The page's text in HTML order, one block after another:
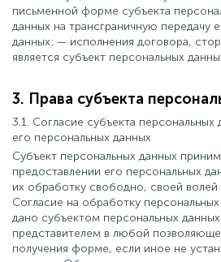
письменной форме субъекта
данных на трансграничную передачу
данных; — исполнения договора,
является субъект персональных
3. Права субъекта
3.1. Согласие субъекта
его персональных данных
Субъект персональных данных
предоставлении его персональных
их обработку свободно, своей
Согласие на обработку
дано субъектом персональных
представителем в любой
получения форме, если иное не